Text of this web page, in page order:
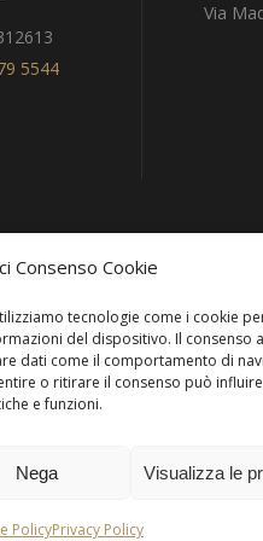
Consenso Cookie
tecnologie come i cookie
del dispositivo. Il consenso
dati come il comportamento di
o ritirare il consenso può influire
e funzioni.
Nega Visualizza le
PolicyPrivacy Policy
5544
Via
Copyright © Hotels & Resorts
necessario essere utenti di